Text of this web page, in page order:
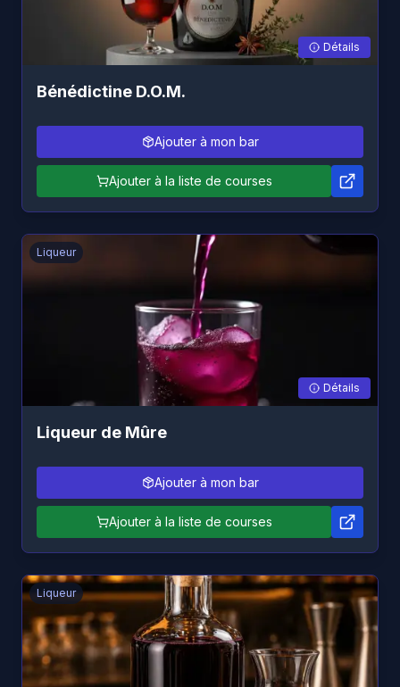
Détails
Bénédictine D.O.M.
Ajouter à mon bar
Ajouter à la liste de courses
Liqueur
Détails
Liqueur de Mûre
Ajouter à mon bar
Ajouter à la liste de courses
Liqueur